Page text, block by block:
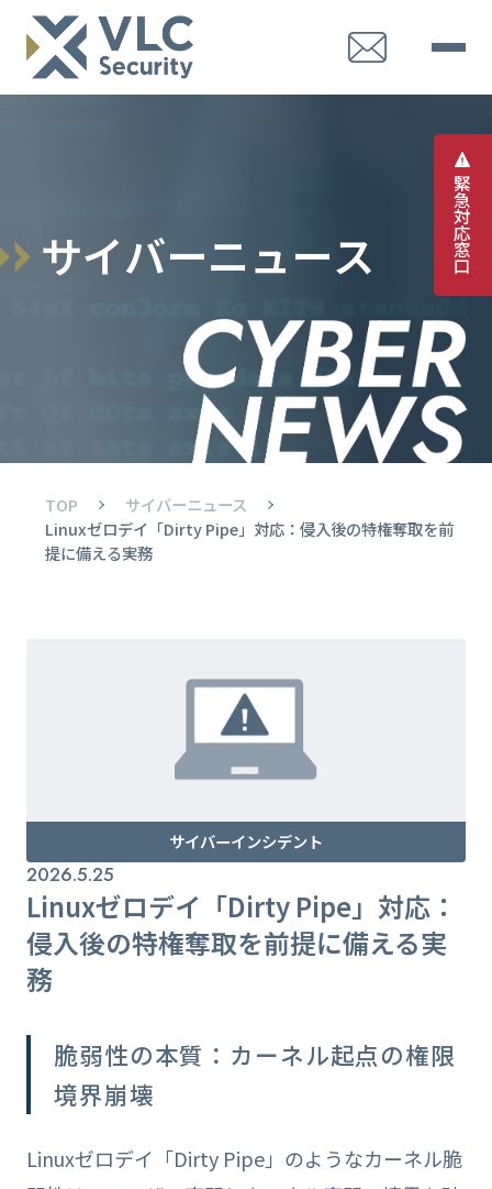
緊
急
対
応
窓
口
サイバーニュース
TOP
サイバーニュース
Linuxゼロデイ「Dirty Pipe」対応：侵入後の特権奪取を前
提に備える実務
サイバーインシデント
2026.5.25
Linuxゼロデイ「Dirty Pipe」対応：
侵入後の特権奪取を前提に備える実
務
脆弱性の本質：カーネル起点の権限
境界崩壊
Linuxゼロデイ「Dirty Pipe」のようなカーネル脆